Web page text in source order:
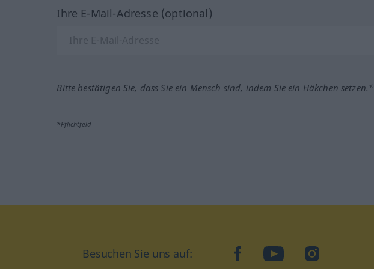
Ihre E-Mail-Adresse (optional)
Bitte bestätigen Sie, dass Sie ein Mensch sind, indem Sie ein Häkchen setzen.*
*Pflichtfeld
Besuchen Sie uns auf: facebookYouTubeInstagram